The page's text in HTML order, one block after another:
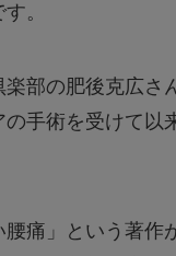
。
楽部の肥後克広さ
手術を受けて以
腰痛」という著作